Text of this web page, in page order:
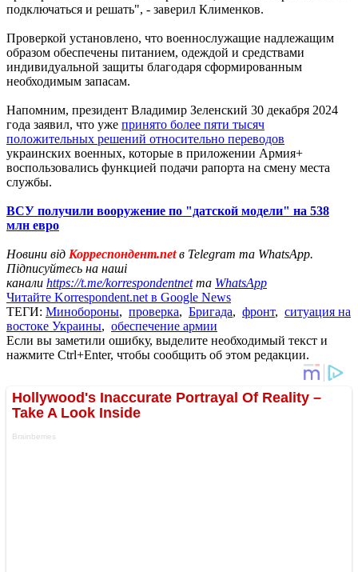
подключаться и решать", - заверил Клименков.
Проверкой установлено, что военнослужащие надлежащим
образом обеспечены питанием, одеждой и средствами
индивидуальной защиты благодаря сформированным
необходимым запасам.
Напомним, президент Владимир Зеленский 30 декабря 2024
года заявил, что уже принято более пяти тысяч
положительных решений относительно переводов
украинских военных, которые в приложении Армия+
воспользовались функцией подачи рапорта на смену места
службы.
ВСУ получили вооружение по "датской модели" на 538
млн евро
Новини від Корреспондент.netв Telegram та WhatsApp.
Підписуйтесь на наші
канали https://t.me/korrespondentnetта WhatsApp
Читайте Korrespondent.net в Google News
ТЕГИ: Минобороны, проверка, Бригада, фронт, ситуация на
востоке Украины, обеспечение армии
Если вы заметили ошибку, выделите необходимый текст и
нажмите Ctrl+Enter, чтобы сообщить об этом редакции.